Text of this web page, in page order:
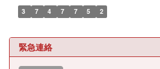
3 7 4 7 7 5 2
緊急連絡